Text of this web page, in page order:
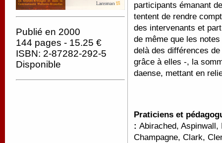
Publié en 2000
144 pages - 15.25 €
ISBN: 2-87282-292-5
Disponible
participants émanant
tentent de rendre
des intervenants et
de même que les
delà des différences
grâce à elles -, la
daense, mettant en
Praticiens et
: Abirached,
Champagne, Clark,